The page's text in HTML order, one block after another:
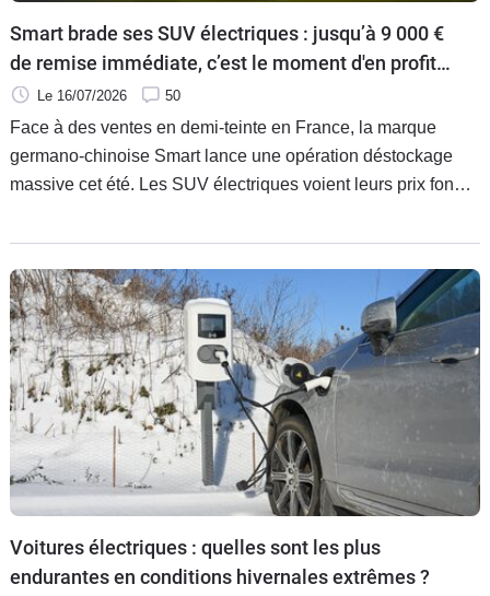
Smart brade ses SUV électriques : jusqu’à 9 000 €
de remise immédiate, c’est le moment d'en profiter
!
Le 16/07/2026 50
Face à des ventes en demi-teinte en France, la marque
germano-chinoise Smart lance une opération déstockage
massive cet été. Les SUV électriques voient leurs prix fondre
les 9 000 €. Une occasion rouler en électrique premium à
prix cassé... mais attention, l'offre est limitée dans le temps.
Voitures électriques : quelles sont les plus
endurantes en conditions hivernales extrêmes ?